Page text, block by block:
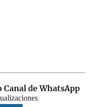
de WhatsApp